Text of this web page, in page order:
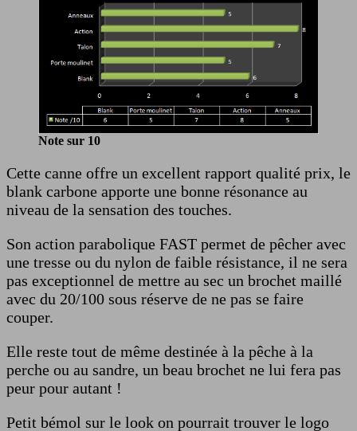
Note sur 10
Cette canne offre un excellent rapport qualité prix, le
blank carbone apporte une bonne résonance au
niveau de la sensation des touches.
Son action parabolique FAST permet de pêcher avec
une tresse ou du nylon de faible résistance, il ne sera
pas exceptionnel de mettre au sec un brochet maillé
avec du 20/100 sous réserve de ne pas se faire
couper.
Elle reste tout de même destinée à la pêche à la
perche ou au sandre, un beau brochet ne lui fera pas
peur pour autant !
Petit bémol sur le look on pourrait trouver le logo